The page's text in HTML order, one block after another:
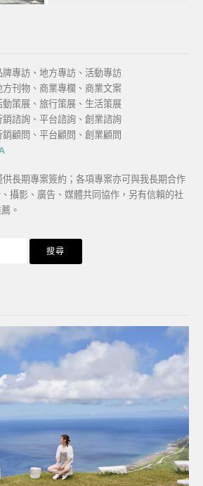
專訪、地方專訪、活動專訪
刊物、商業專欄、商業文案
策展、旅行策展、生活策展
諮詢、平台諮詢、創業諮詢
顧問、平台顧問、創業顧問
長期專案簽約；各項專案亦可與我長期合作
攝影、廣告、媒體共同協作，另有信賴的社
。